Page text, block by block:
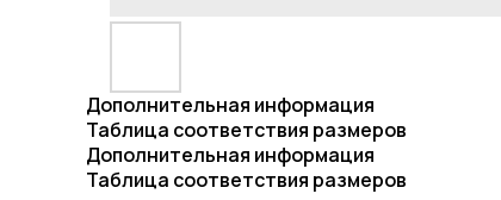
Дополнительная информация
Таблица соответствия размеров
Дополнительная информация
Таблица соответствия размеров